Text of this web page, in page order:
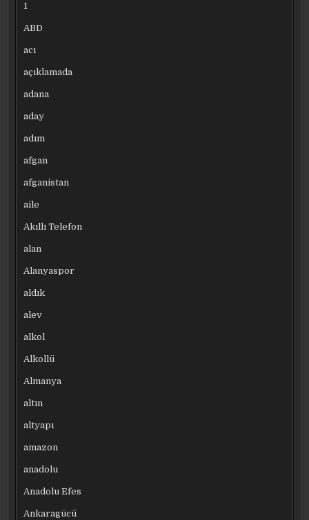
1
ABD
acı
açıklamada
adana
aday
adım
afgan
afganistan
aile
Akıllı Telefon
alan
Alanyaspor
aldık
alev
alkol
Alkollü
Almanya
altın
altyapı
amazon
anadolu
Anadolu Efes
Ankaragücü